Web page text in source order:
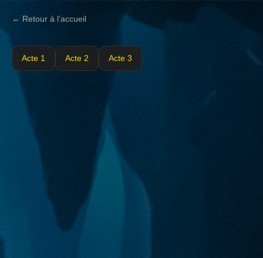
← Retour à l’accueil
Acte 1 Acte 2 Acte 3